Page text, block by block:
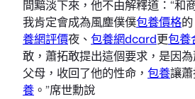
間黯淡下來，他不由解釋道：“和
我肯定會成為風塵僕僕包養價格
養網評價夜、 包養網dcard更包養
敢，蕭拓敢提出這個要求，是因
父母，收回了他的性命， 包養讓
養 。”席世勳說